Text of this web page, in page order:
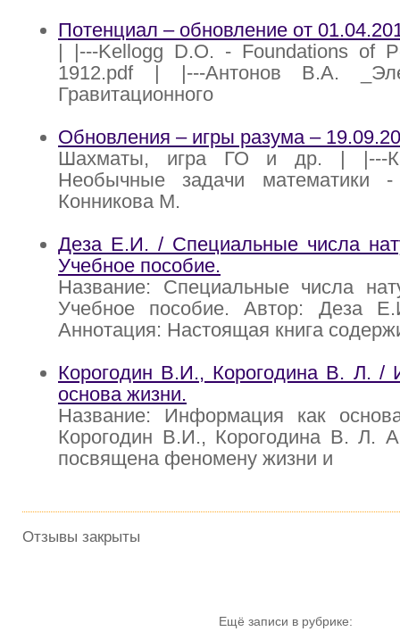
Потенциал – обновление от
| |---Kellogg D.O. - Foundations of
1912.pdf | |---Антонов В.А.
Гравитационного
Обновления – игры разума –
Шахматы, игра ГО и др. | |---
Необычные задачи математики
Конникова М.
Деза Е.И. / Специальные числа
Учебное пособие.
Название: Специальные числа
Учебное пособие. Автор: Деза
Аннотация: Настоящая книга
Корогодин В.И., Корогодина В. Л. /
основа жизни.
Название: Информация как
Корогодин В.И., Корогодина В. Л.
посвящена феномену жизни и
Отзывы закрыты
Ещё записи в рубрике: